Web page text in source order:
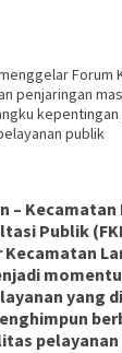
Forum
penjaringan
kepentingan
publik
–
Publik
yang